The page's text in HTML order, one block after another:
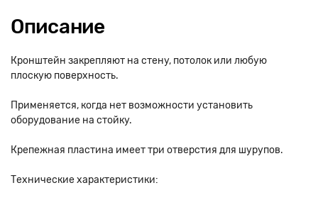
Описание
Кронштейн закрепляют на стену, потолок или любую
плоскую поверхность.
Применяется, когда нет возможности установить
оборудование на стойку.
Крепежная пластина имеет три отверстия для шурупов.
Технические характеристики: